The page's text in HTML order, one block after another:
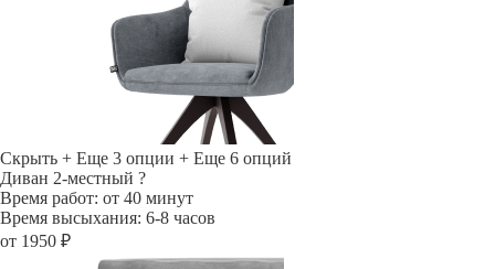
Скрыть + Еще 3 опции + Еще 6 опций
Диван 2-местный ?
Время работ: от 40 минут
Время высыхания: 6-8 часов
от 1950 ₽